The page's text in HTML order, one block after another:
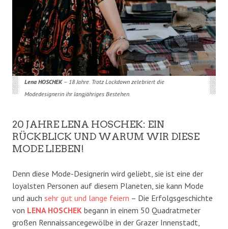
Lena HOSCHEK– 18 Jahre. Trotz Lockdown zelebriert die
Modedesignerin ihr langjähriges Bestehen.
20 JAHRE LENA HOSCHEK: EIN
RÜCKBLICK UND WARUM WIR DIESE
MODE LIEBEN!
Denn diese Mode-Designerin wird geliebt, sie ist eine der
loyalsten Personen auf diesem Planeten, sie kann Mode
und auch sehr gut und lange feiern – Die Erfolgsgeschichte
von LENA HOSCHEK begann in einem 50 Quadratmeter
großen Rennaissancegewölbe in der Grazer Innenstadt,